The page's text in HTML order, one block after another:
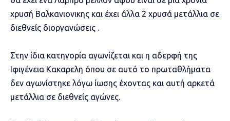
χρυσή Βαλκανιονικης και έχει άλλα 2 χρυσά μετάλλια σε
διεθνείς διοργανώσεις .
Στην ίδια κατηγορία αγωνίζεται και η αδερφή της
Ιφιγένεια Κακαρελη όπου σε αυτό το πρωταθλήματα
δεν αγωνίστηκε λόγω ίωσης έχοντας και αυτή αρκετά
μετάλλια σε διεθνείς αγώνες.